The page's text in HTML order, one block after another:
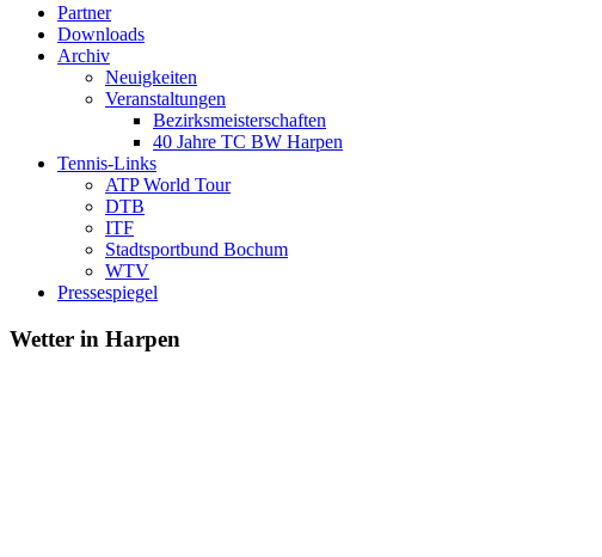
Partner
Downloads
Archiv
Neuigkeiten
Veranstaltungen
Bezirksmeisterschaften
40 Jahre TC BW Harpen
Tennis-Links
ATP World Tour
DTB
ITF
Stadtsportbund Bochum
WTV
Pressespiegel
Wetter in Harpen